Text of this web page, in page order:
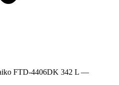
FTD-4406DK 342 L —